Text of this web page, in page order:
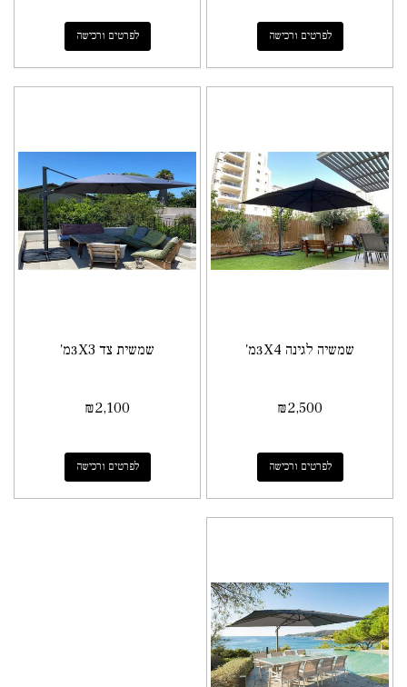
לפרטים ורכישה לפרטים ורכישה
שמשיה לגינה 3X4מ'
₪2,500
לפרטים ורכישה
שמשית צד 3X3מ'
₪2,100
לפרטים ורכישה